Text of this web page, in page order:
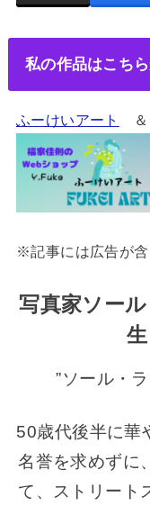
私の作品はこちら
ふーけいアート
※記事には広告が含
写真家ソー
”ソール・
50歳代後半に華
名誉を求めずに
て、ストリート